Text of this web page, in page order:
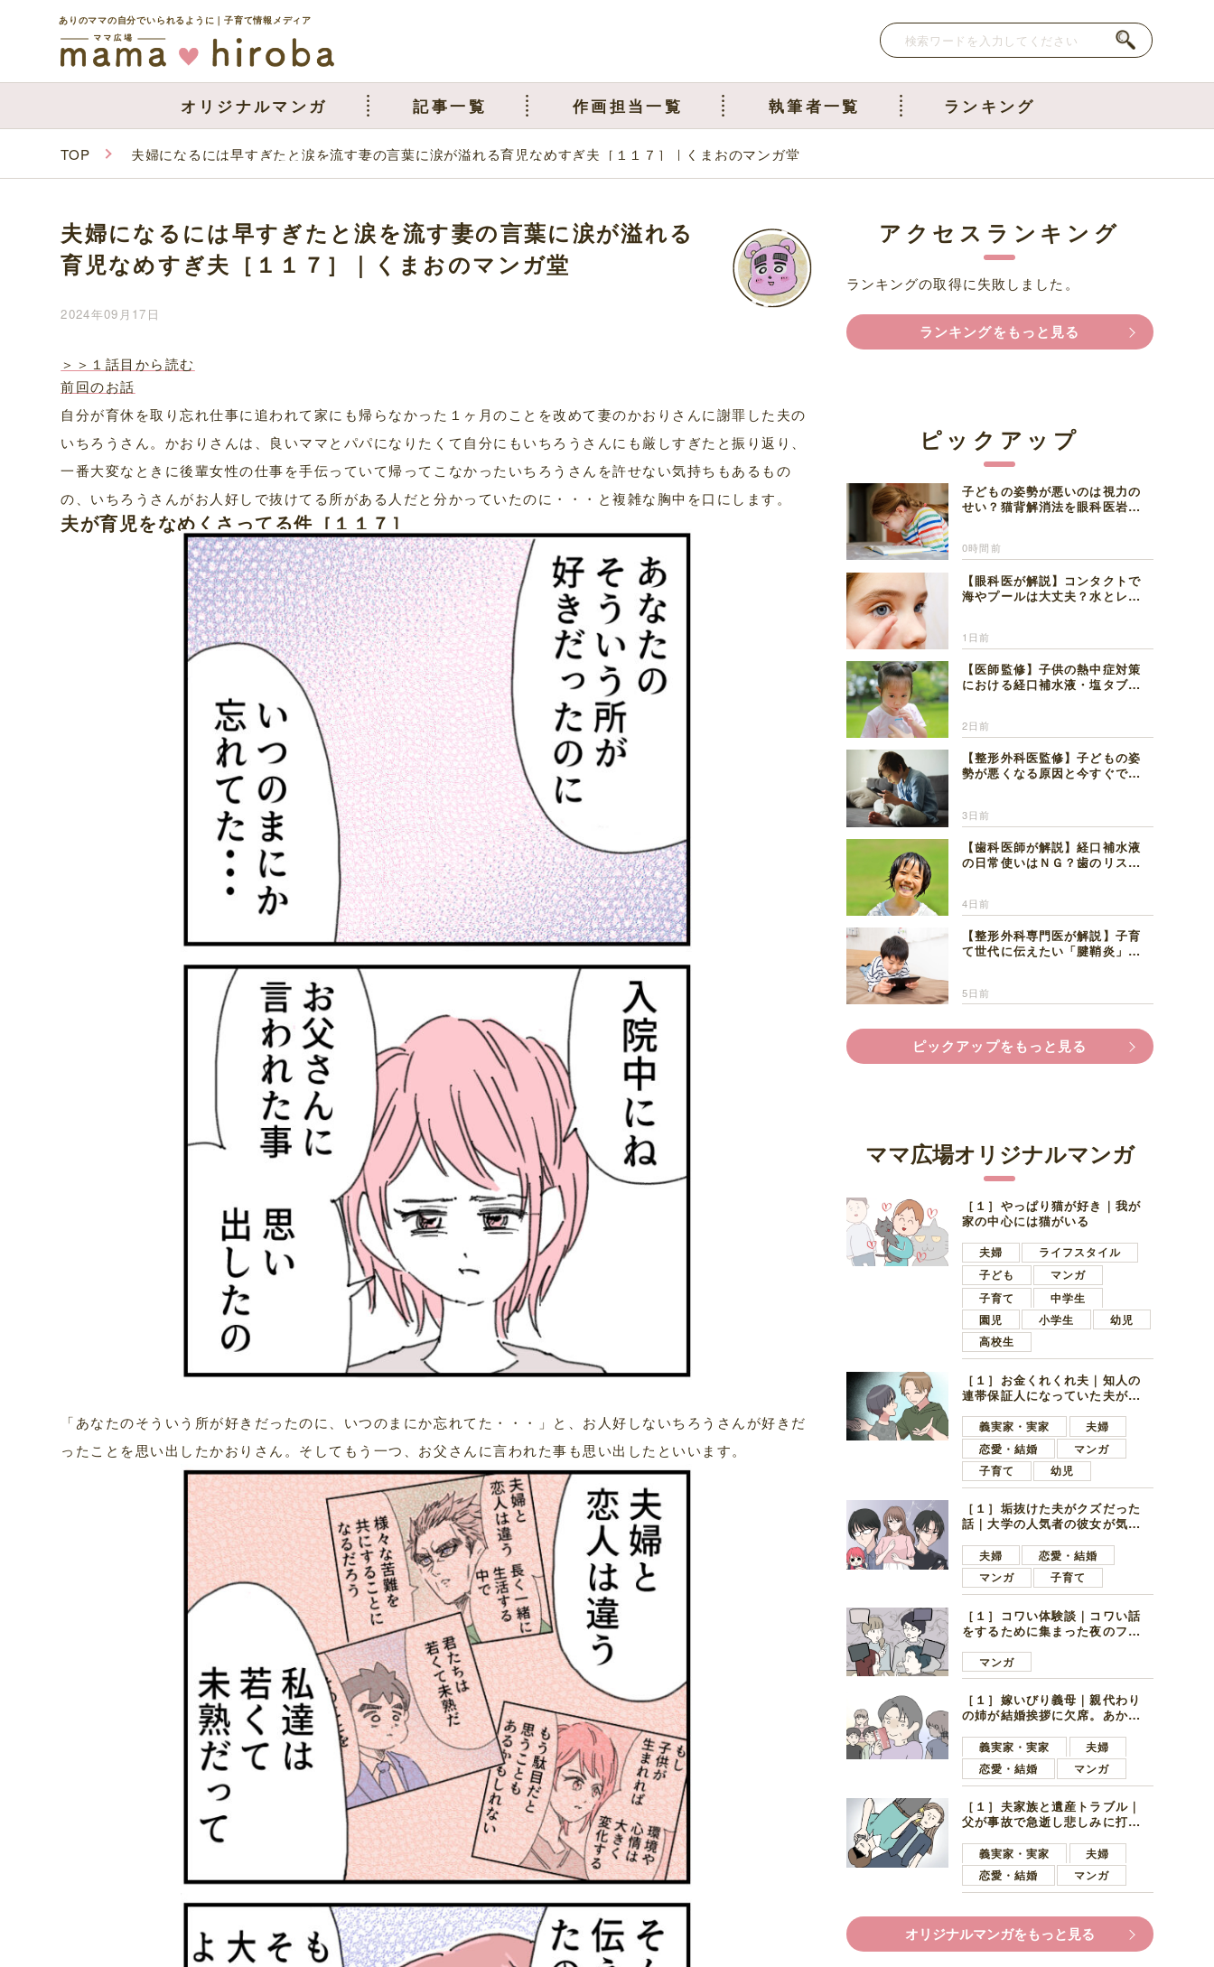
ありのママの自分でいられるように｜子育て情報メディア
オリジナルマンガ 記事一覧 作画担当一覧 執筆者一覧 ランキング
TOP 夫婦になるには早すぎたと涙を流す妻の言葉に涙が溢れる育児なめすぎ夫［１１７］｜くまおのマンガ堂
夫婦になるには早すぎたと涙を流す妻の言葉に涙が溢れる
育児なめすぎ夫［１１７］｜くまおのマンガ堂
2024年09月17日
＞＞１話目から読む
前回のお話
自分が育休を取り忘れ仕事に追われて家にも帰らなかった１ヶ月のことを改めて妻のかおりさんに謝罪した夫の
いちろうさん。かおりさんは、良いママとパパになりたくて自分にもいちろうさんにも厳しすぎたと振り返り、
一番大変なときに後輩女性の仕事を手伝っていて帰ってこなかったいちろうさんを許せない気持ちもあるもの
の、いちろうさんがお人好しで抜けてる所がある人だと分かっていたのに・・・と複雑な胸中を口にします。
夫が育児をなめくさってる件［１１７］
「あなたのそういう所が好きだったのに、いつのまにか忘れてた・・・」と、お人好しないちろうさんが好きだ
ったことを思い出したかおりさん。そしてもう一つ、お父さんに言われた事も思い出したといいます。
アクセスランキング
ランキングの取得に失敗しました。
ランキングをもっと見る
ピックアップ
子どもの姿勢が悪いのは視力の
せい？猫背解消法を眼科医岩見
0時間前
【眼科医が解説】コンタクトで
海やプールは大丈夫？水とレン
1日前
【医師監修】子供の熱中症対策
における経口補水液・塩タブレ
2日前
【整形外科医監修】子どもの姿
勢が悪くなる原因と今すぐでき
3日前
【歯科医師が解説】経口補水液
の日常使いはＮＧ？歯のリスク
4日前
【整形外科専門医が解説】子育
て世代に伝えたい「腱鞘炎」の
5日前
ピックアップをもっと見る
ママ広場オリジナルマンガ
［１］やっぱり猫が好き｜我が
家の中心には猫がいる
夫婦
ライフスタイル
子ども
マンガ
子育て
中学生
園児
小学生
幼児
高校生
［１］お金くれくれ夫｜知人の
連帯保証人になっていた夫が家
言ってきた
義実家・実家
夫婦
恋愛・結婚
マンガ
子育て
幼児
［１］垢抜けた夫がクズだった
話｜大学の人気者の彼女が気に
子学生
夫婦
恋愛・結婚
マンガ
子育て
［１］コワい体験談｜コワい話
をするために集まった夜のファ
好きの男の子ママ
マンガ
［１］嫁いびり義母｜親代わり
の姉が結婚挨拶に欠席。あから
義実家・実家
夫婦
恋愛・結婚
マンガ
［１］夫家族と遺産トラブル｜
父が事故で急逝し悲しみに打ち
ます夫
義実家・実家
夫婦
恋愛・結婚
マンガ
オリジナルマンガをもっと見る